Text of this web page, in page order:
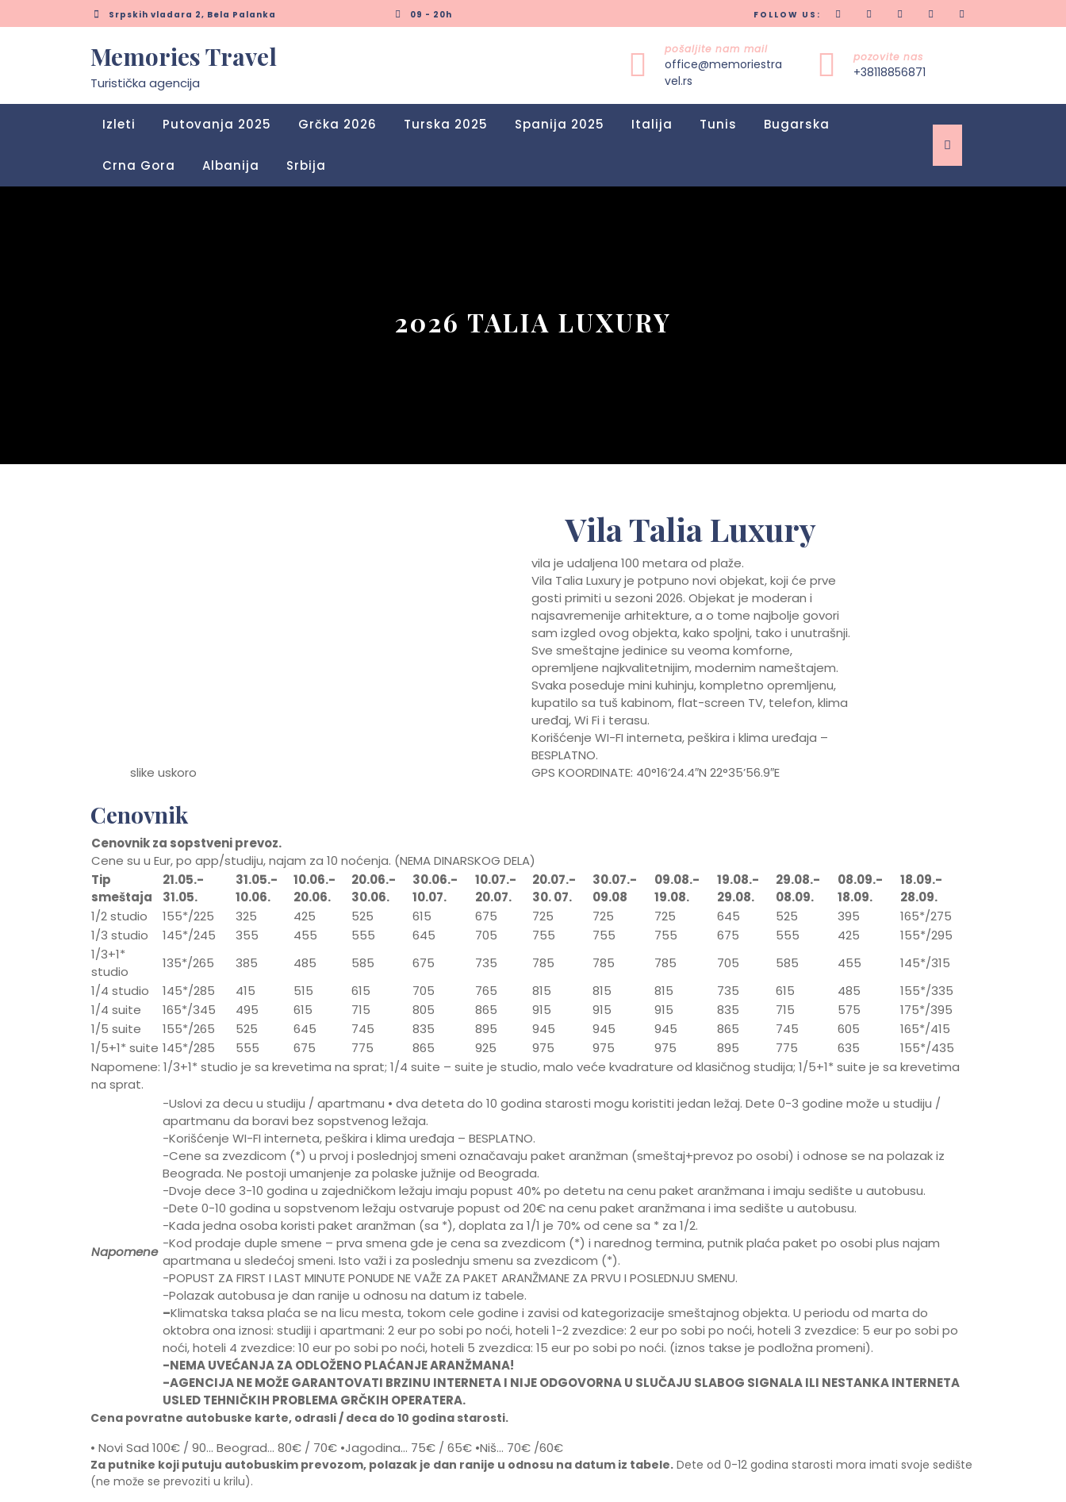
to
Srpskih vladara 2, Bela Palanka 09 - 20h FOLLOW US:
Memories Travel
Turistička agencija
pošaljite nam mail
office@memoriestra
vel.rs
pozovite nas
+38118856871
Izleti Putovanja 2025 Grčka 2026 Turska 2025 Spanija 2025 Italija Tunis Bugarska
Crna Gora Albanija Srbija
2026 TALIA LUXURY
slike uskoro
Vila Talia Luxury
vila je udaljena 100 metara od plaže.
Vila Talia Luxury je potpuno novi objekat, koji će prve
gosti primiti u sezoni 2026. Objekat je moderan i
najsavremenije arhitekture, a o tome najbolje govori
sam izgled ovog objekta, kako spoljni, tako i unutrašnji.
Sve smeštajne jedinice su veoma komforne,
opremljene najkvalitetnijim, modernim nameštajem.
Svaka poseduje mini kuhinju, kompletno opremljenu,
kupatilo sa tuš kabinom, flat-screen TV, telefon, klima
uređaj, Wi Fi i terasu.
Korišćenje WI-FI interneta, peškira i klima uređaja –
BESPLATNO.
GPS KOORDINATE: 40°16’24.4″N 22°35’56.9″E
Cenovnik
Cenovnik za sopstveni prevoz.
Cene su u Eur, po app/studiju, najam za 10 noćenja. (NEMA DINARSKOG DELA)
Tip
smeštaja
21.05.-
31.05.
31.05.-
10.06.
10.06.-
20.06.
20.06.-
30.06.
30.06.-
10.07.
10.07.-
20.07.
20.07.-
30.07.
30.07.-
09.08
09.08.-
19.08.
19.08.-
29.08.
29.08.-
08.09.
08.09.-
18.09.
18.09.-
28.09.
1/2 studio
155*/225 325 425 525 615 675 725 725 725 645 525 395
165*/275
1/3 studio
145*/245 355 455 555 645 705 755 755 755 675 555 425
155*/295
1/3+1*
studio
135*/265 385 485 585 675 735 785 785 785 705 585 455
145*/315
1/4 studio
145*/285 415 515 615 705 765 815 815 815 735 615 485
155*/335
1/4 suite
165*/345 495 615 715 805 865 915 915 915 835 715 575
175*/395
1/5 suite
155*/265 525 645 745 835 895 945 945 945 865 745 605
165*/415
1/5+1* suite 145*/285 555 675 775 865 925 975 975 975 895 775 635
155*/435
Napomene: 1/3+1* studio je sa krevetima na sprat; 1/4 suite – suite je studio, malo veće kvadrature od klasičnog studija; 1/5+1* suite je sa krevetima
na sprat.
Napomene
-Uslovi za decu u studiju / apartmanu • dva deteta do 10 godina starosti mogu koristiti jedan ležaj. Dete 0-3 godine može u studiju /
apartmanu da boravi bez sopstvenog ležaja.
-Korišćenje WI-FI interneta, peškira i klima uređaja – BESPLATNO.
-Cene sa zvezdicom (*) u prvoj i poslednjoj smeni označavaju paket aranžman (smeštaj+prevoz po osobi) i odnose se na polazak iz
Beograda. Ne postoji umanjenje za polaske južnije od Beograda.
-Dvoje dece 3-10 godina u zajedničkom ležaju imaju popust 40% po detetu na cenu paket aranžmana i imaju sedište u autobusu.
-Dete 0-10 godina u sopstvenom ležaju ostvaruje popust od 20€ na cenu paket aranžmana i ima sedište u autobusu.
-Kada jedna osoba koristi paket aranžman (sa *), doplata za 1/1 je 70% od cene sa * za 1/2.
-Kod prodaje duple smene – prva smena gde je cena sa zvezdicom (*) i narednog termina, putnik plaća paket po osobi plus najam
apartmana u sledećoj smeni. Isto važi i za poslednju smenu sa zvezdicom (*).
-POPUST ZA FIRST I LAST MINUTE PONUDE NE VAŽE ZA PAKET ARANŽMANE ZA PRVU I POSLEDNJU SMENU.
-Polazak autobusa je dan ranije u odnosu na datum iz tabele.
–Klimatska taksa plaća se na licu mesta, tokom cele godine i zavisi od kategorizacije smeštajnog objekta. U periodu od marta do
oktobra ona iznosi: studiji i apartmani: 2 eur po sobi po noći, hoteli 1-2 zvezdice: 2 eur po sobi po noći, hoteli 3 zvezdice: 5 eur po sobi po
noći, hoteli 4 zvezdice: 10 eur po sobi po noći, hoteli 5 zvezdica: 15 eur po sobi po noći. (iznos takse je podložna promeni).
-NEMA UVEĆANJA ZA ODLOŽENO PLAĆANJE ARANŽMANA!
-AGENCIJA NE MOŽE GARANTOVATI BRZINU INTERNETA I NIJE ODGOVORNA U SLUČAJU SLABOG SIGNALA ILI NESTANKA INTERNETA
USLED TEHNIČKIH PROBLEMA GRČKIH OPERATERA.
Cena povratne autobuske karte, odrasli / deca do 10 godina starosti.
• Novi Sad 100€ / 90… Beograd… 80€ / 70€ •Jagodina… 75€ / 65€ •Niš… 70€ /60€
Za putnike koji putuju autobuskim prevozom, polazak je dan ranije u odnosu na datum iz tabele. Dete od 0-12 godina starosti mora imati svoje sedište
(ne može se prevoziti u krilu).